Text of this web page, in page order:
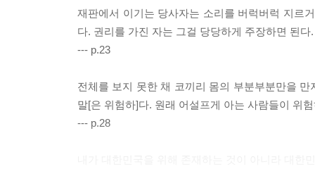
재판에서 이기는 당사자는 소리를 버럭버럭 지르
다. 권리를 가진 자는 그걸 당당하게 주장하면 된
--- p.23
전체를 보지 못한 채 코끼리 몸의 부분부분만을
말[은 위험하]다. 원래 어설프게 아는 사람들이 위
--- p.28